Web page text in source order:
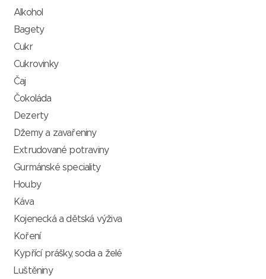
Alkohol
Bagety
Cukr
Cukrovinky
Čaj
Čokoláda
Dezerty
Džemy a zavařeniny
Extrudované potraviny
Gurmánské speciality
Houby
Káva
Kojenecká a dětská výživa
Koření
Kypřící prášky, soda a želé
Luštěniny